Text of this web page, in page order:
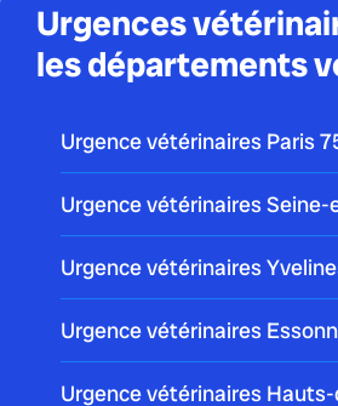
Urgences
les départements
Urgence vétérinaires Paris
Urgence vétérinaires
Urgence vétérinaires
Urgence vétérinaires
Urgence vétérinaires